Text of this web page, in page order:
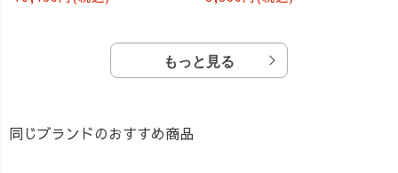
もっと見る
同じブランドのおすすめ商品